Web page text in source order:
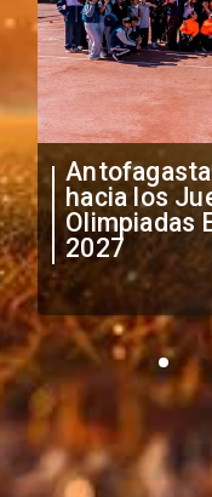
"Falta de
anuncia
irregular de
extranjeros